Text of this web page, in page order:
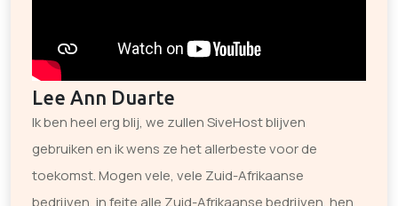
Lee Ann Duarte
Ik ben heel erg blij, we zullen SiveHost blijven
gebruiken en ik wens ze het allerbeste voor de
toekomst. Mogen vele, vele Zuid-Afrikaanse
bedrijven, in feite alle Zuid-Afrikaanse bedrijven, hen